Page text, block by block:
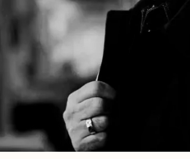
NOTICIAS
GETXO